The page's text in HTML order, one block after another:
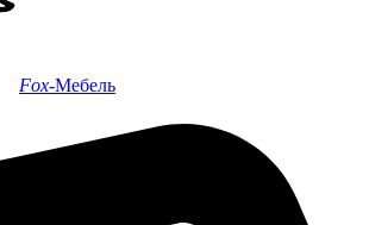
Fox-Мебель